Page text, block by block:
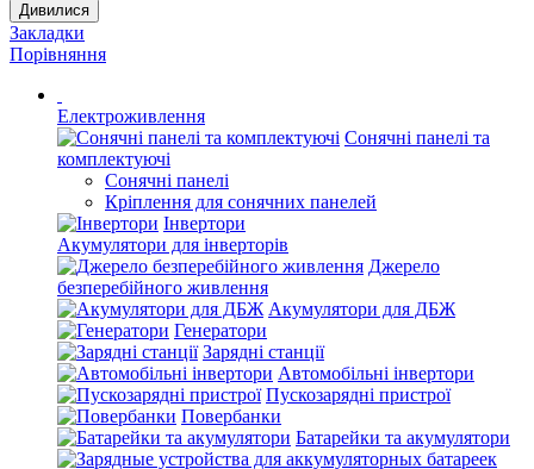
Дивилися
Закладки
Порівняння
Електроживлення
Сонячні панелі та
комплектуючі
Сонячні панелі
Кріплення для сонячних панелей
Інвертори
Акумулятори для інверторів
Джерело
безперебійного живлення
Акумулятори для ДБЖ
Генератори
Зарядні станції
Автомобільні інвертори
Пускозарядні пристрої
Повербанки
Батарейки та акумулятори